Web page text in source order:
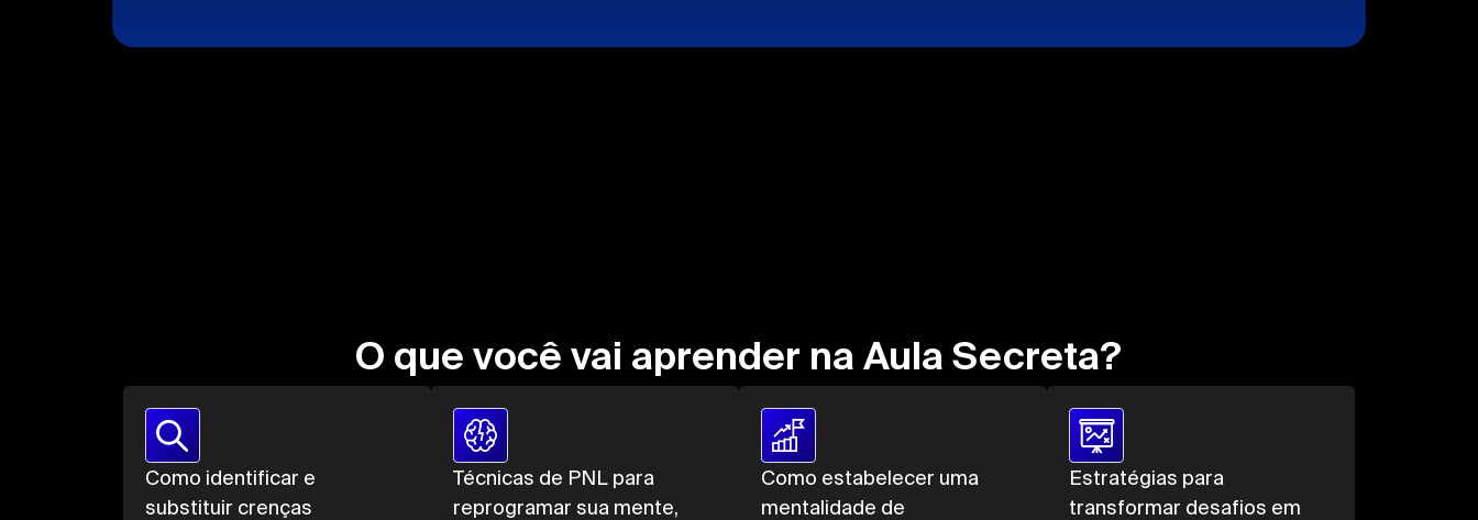
O que você vai aprender na Aula Secreta?
Como identificar e
substituir crenças
Técnicas de PNL para
reprogramar sua mente,
Como estabelecer uma
mentalidade de
Estratégias para
transformar desafios em